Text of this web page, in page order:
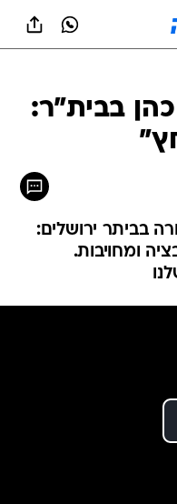
כהן בבית"ר:
בביתר ירושלים:
ומחויבות.